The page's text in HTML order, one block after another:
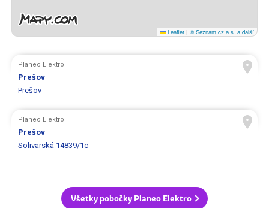
Leaflet | © Seznam.cz a.s. a další
Planeo Elektro
Prešov
Prešov
Planeo Elektro
Prešov
Solivarská 14839/1c
Všetky pobočky Planeo Elektro